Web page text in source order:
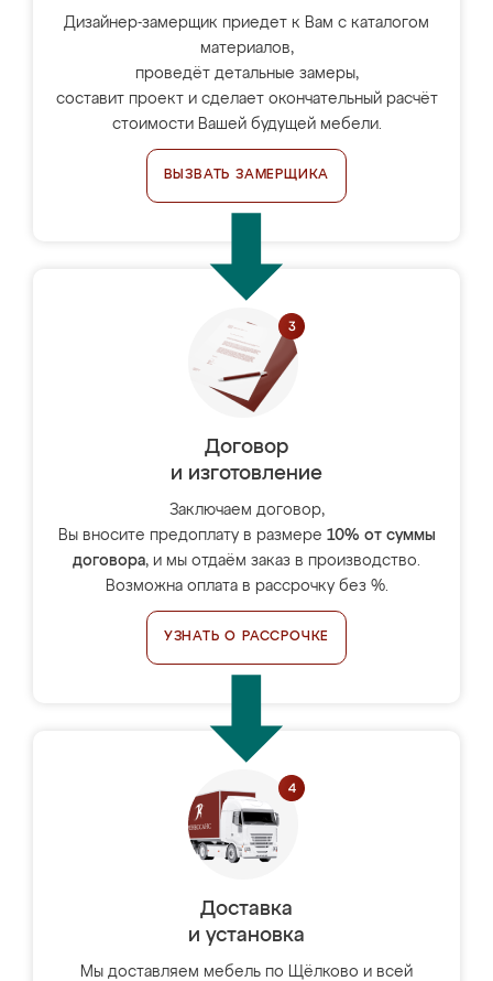
Дизайнер-замерщик приедет к Вам с каталогом
материалов,
проведёт детальные замеры,
составит проект и сделает окончательный расчёт
стоимости Вашей будущей мебели.
ВЫЗВАТЬ ЗАМЕРЩИКА
Договор
и изготовление
Заключаем договор,
Вы вносите предоплату в размере 10% от суммы
договора, и мы отдаём заказ в производство.
Возможна оплата в рассрочку без %.
УЗНАТЬ О РАССРОЧКЕ
Доставка
и установка
Мы доставляем мебель по Щёлково и всей